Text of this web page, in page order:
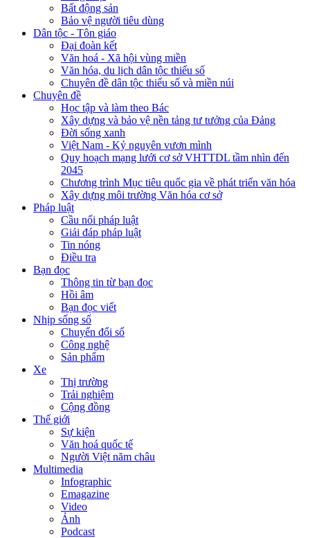
Bất động sản
Bảo vệ người tiêu dùng
Dân tộc - Tôn giáo
Đại đoàn kết
Văn hoá - Xã hội vùng miền
Văn hóa, du lịch dân tộc thiểu số
Chuyên đề dân tộc thiểu số và miền núi
Chuyên đề
Học tập và làm theo Bác
Xây dựng và bảo vệ nền tảng tư tưởng của Đảng
Đời sống xanh
Việt Nam - Kỷ nguyên vươn mình
Quy hoạch mạng lưới cơ sở VHTTDL tầm nhìn đến
2045
Chương trình Mục tiêu quốc gia về phát triển văn hóa
Xây dựng môi trường Văn hóa cơ sở
Pháp luật
Cầu nối pháp luật
Giải đáp pháp luật
Tin nóng
Điều tra
Bạn đọc
Thông tin từ bạn đọc
Hồi âm
Bạn đọc viết
Nhịp sống số
Chuyển đổi số
Công nghệ
Sản phẩm
Xe
Thị trường
Trải nghiệm
Cộng đồng
Thế giới
Sự kiện
Văn hoá quốc tế
Người Việt năm châu
Multimedia
Infographic
Emagazine
Video
Ảnh
Podcast